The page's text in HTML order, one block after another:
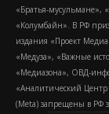
«Братья-мусульмане»,
«Колумбайн». В РФ
издания «Проект
«Медуза», «Важные
«Медиазона», ОВД-
«Аналитический
(Metа) запрещены в РФ